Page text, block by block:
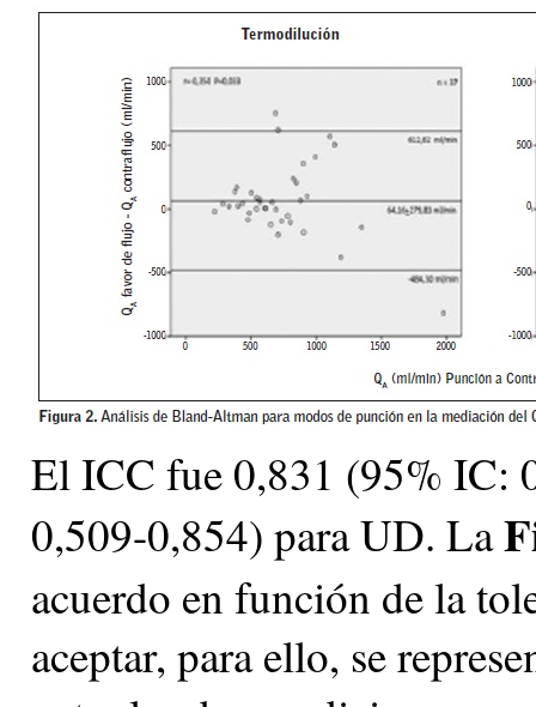
El ICC fue 0,831 (95% IC:
0,509-0,854) para UD. La
acuerdo en función de la
aceptar, para ello, se